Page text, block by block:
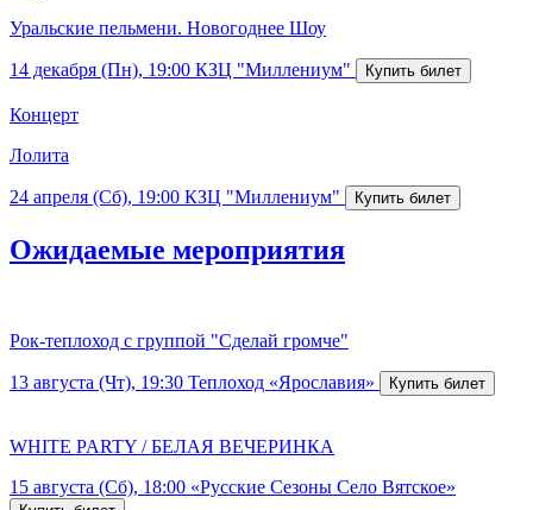
Уральские пельмени. Новогоднее Шоу
14 декабря (Пн), 19:00 КЗЦ "Миллениум"
Концерт
Лолита
24 апреля (Сб), 19:00 КЗЦ "Миллениум"
Ожидаемые мероприятия
Рок-теплоход с группой "Сделай громче"
13 августа (Чт), 19:30 Теплоход «Ярославия»
WHITE PARTY / БЕЛАЯ ВЕЧЕРИНКА
15 августа (Сб), 18:00 «Русские Сезоны Село Вятское»